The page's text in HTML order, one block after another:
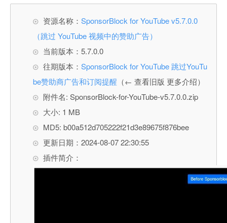
资源名称： SponsorBlock for YouTube v5.7.0.0
（跳过 YouTube 视频中的赞助广告）
当前版本：5.7.0.0
往期版本： SponsorBlock for YouTube 跳过YouTu
be赞助商广告和订阅提醒 （← 查看旧版 更多介绍）
附件名: SponsorBlock-for-YouTube-v5.7.0.0.zip
大小: 1 MB
MD5: b00a512d705222f21d3e89675f876bee
更新日期：2024-08-07 22:30:55
插件简介：